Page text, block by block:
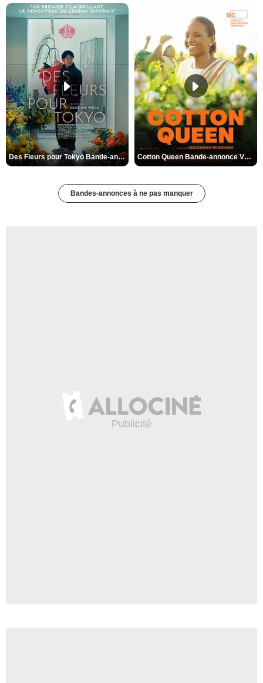
Des Fleurs pour Tokyo Bande-annonce VO STFR Cotton Queen Bande-annonce VO STFR
Bandes-annonces à ne pas manquer